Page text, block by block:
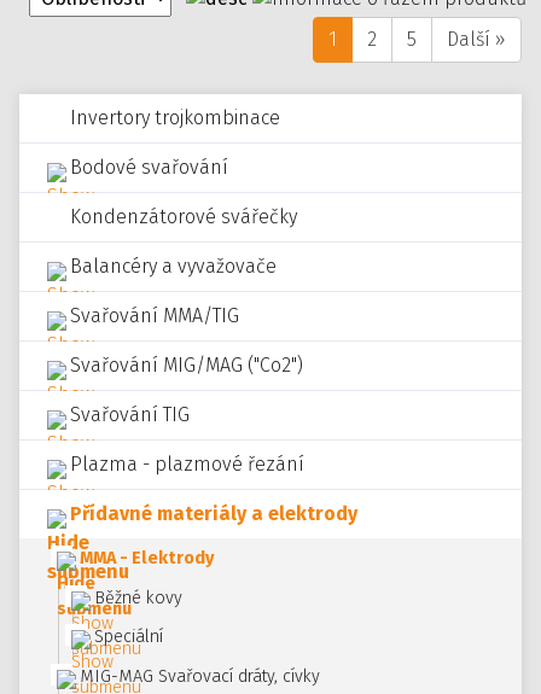
Invertory trojkombinace
Bodové svařování
Kondenzátorové svářečky
Balancéry a vyvažovače
Svařování MMA/TIG
Svařování MIG/MAG ("Co2")
Svařování TIG
Plazma - plazmové řezání
Přídavné materiály a elektrody
MMA - Elektrody
Běžné kovy
Speciální
MIG-MAG Svařovací dráty, cívky
1 2 5 Další »